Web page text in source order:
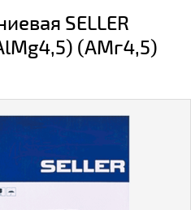
SELLER
(АМг4,5)